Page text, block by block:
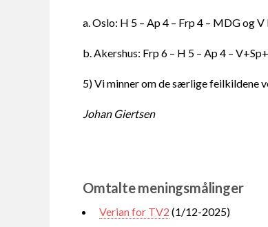
a. Oslo: H 5 – Ap 4 – Frp 4 – MDG og V
b. Akershus: Frp 6 – H 5 – Ap 4 –
5) Vi minner om de særlige feilkildene
Johan Giertsen
Omtalte meningsmålinger
Verian for TV2 (1/12-2025)